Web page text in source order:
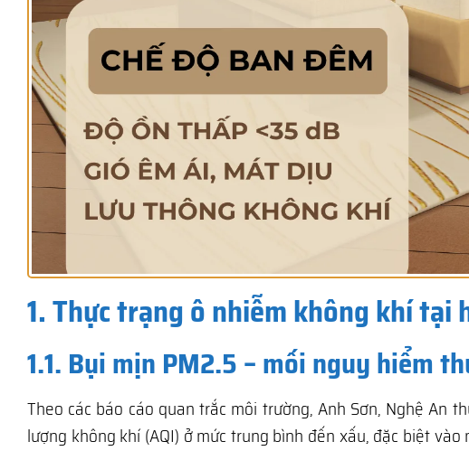
1. Thực trạng ô nhiễm không khí tại
1.1. Bụi mịn PM2.5 – mối nguy hiểm
Theo các báo cáo quan trắc môi trường, Anh Sơn, Nghệ An
lượng không khí (AQI) ở mức trung bình đến xấu, đặc biệt